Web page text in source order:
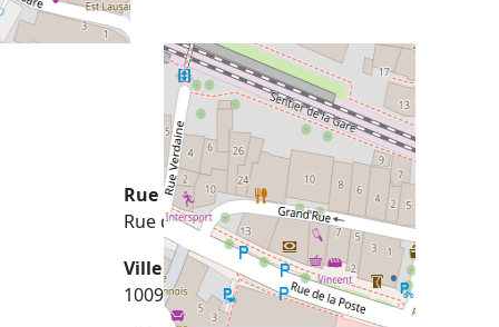
Rue
Rue du Centre 10
Ville
1009 Pully